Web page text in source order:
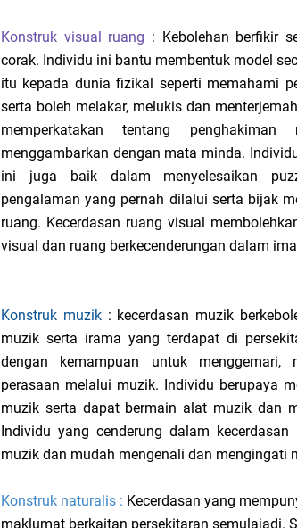
Konstruk visual ruang : Kebolehan berfikir
corak. Individu ini bantu membentuk model
itu kepada dunia fizikal seperti memahami
serta boleh melakar, melukis dan
memperkatakan tentang
menggambarkan dengan mata minda.
ini juga baik dalam menyelesaikan
pengalaman yang pernah dilalui serta bijak
ruang. Kecerdasan ruang visual
visual dan ruang berkecenderungan dalam
Konstruk muzik : kecerdasan muzik
muzik serta irama yang terdapat di
dengan kemampuan untuk menggemari,
perasaan melalui muzik. Individu berupaya
muzik serta dapat bermain alat muzik dan
Individu yang cenderung dalam
muzik dan mudah mengenali dan mengingati
Konstruk naturalis : Kecerdasan yang
maklumat berkaitan persekitaran semulajadi.